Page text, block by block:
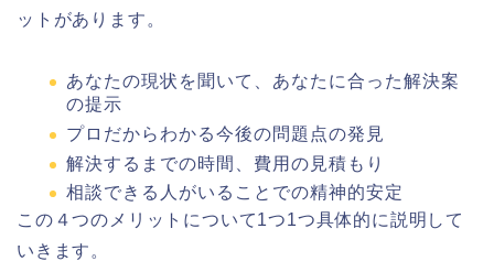
ットがあります。
あなたの現状を聞いて、あなたに合った解決案
の提示
プロだからわかる今後の問題点の発見
解決するまでの時間、費用の見積もり
相談できる人がいることでの精神的安定
この４つのメリットについて1つ1つ具体的に説明して
いきます。